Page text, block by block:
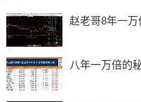
赵老哥8年一
八年一万倍的